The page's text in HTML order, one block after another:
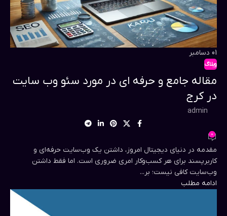
01 دسامبر
وبلاگ
مقاله جامع و حرفه ای در مورد سئو وب سایت
در کرج
admin
0
مقدمه در دنیای دیجیتال امروز، داشتن یک وب‌سایت حرفه‌ای و
کاربرپسند برای هر کسب‌وکار امری ضروری است. اما فقط داشتن
وب‌سایت کافی نیست؛ بر...
ادامه مطلب